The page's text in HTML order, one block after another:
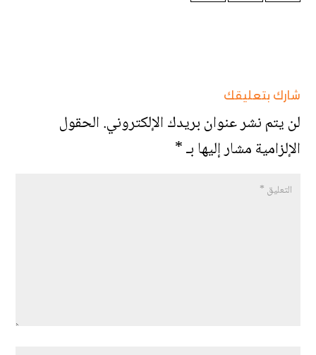
شارك بتعليقك
لن يتم نشر عنوان بريدك الإلكتروني.الحقول
الإلزامية مشار إليها بـ*